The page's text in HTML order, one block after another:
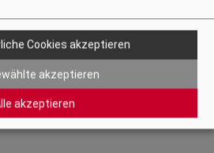
Cookies akzeptieren
akzeptieren
akzeptieren
Marktsituation und Lösungswege
Das Eigentum der Zukunft